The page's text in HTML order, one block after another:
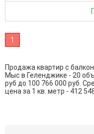
1
Продажа квартир с
Мыс в Геленджике - 20
руб до 100 766 000 руб.
цена за 1 кв. метр - 412